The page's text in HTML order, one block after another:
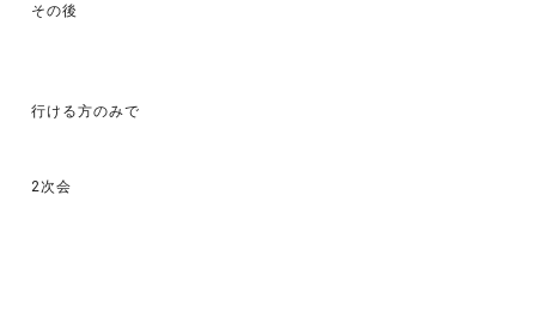
その後
行ける方のみで
2次会